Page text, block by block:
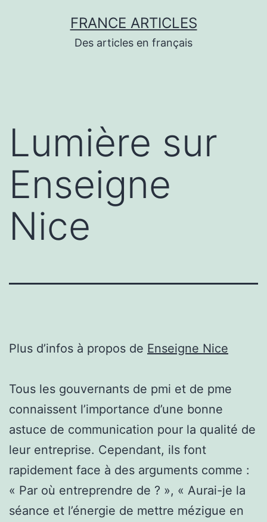
FRANCE ARTICLES
Des articles en français
Lumière sur
Enseigne
Nice
Plus d’infos à propos de Enseigne Nice
Tous les gouvernants de pmi et de pme
connaissent l’importance d’une bonne
astuce de communication pour la qualité de
leur entreprise. Cependant, ils font
rapidement face à des arguments comme :
« Par où entreprendre de ? », « Aurai-je la
séance et l’énergie de mettre mézigue en